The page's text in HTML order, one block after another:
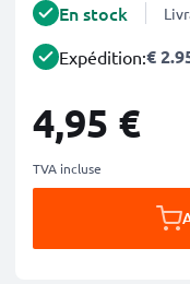
En stock
Expédition:€
4,95 €
TVA incluse